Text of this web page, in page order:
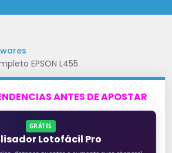
EPSON L455
ANTES DE APOSTAR
GRÁTIS
Lotofácil Pro